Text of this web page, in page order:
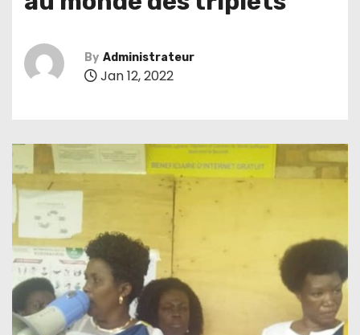
By Administrateur
Jan 12, 2022